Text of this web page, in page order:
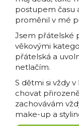
postupem času
proměnil v mé
Jsem přátelské
věkovými
přátelská a
netlačím.
S dětmi si vždy
chovat
zachovávám
make-up a